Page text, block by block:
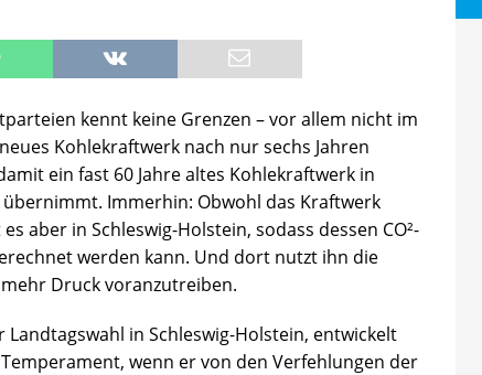
kennt keine Grenzen – vor allem nicht im
Kohlekraftwerk nach nur sechs Jahren
ein fast 60 Jahre altes Kohlekraftwerk in
Immerhin: Obwohl das Kraftwerk
aber in Schleswig-Holstein, sodass dessen CO²-
werden kann. Und dort nutzt ihn die
Druck voranzutreiben.
in Schleswig-Holstein, entwickelt
wenn er von den Verfehlungen der